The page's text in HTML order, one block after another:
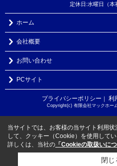
定休日:水曜日（本
ホーム
会社概要
お問い合わせ
PCサイト
プライバシーポリシー ｜ 利
Copyright(c) 有限会社マックホー
当サイトでは、お客様の当サイト利用
して、クッキー（Cookie）を使用してい
詳しくは、当社の 「Cookieの取扱いにつ
閉じ